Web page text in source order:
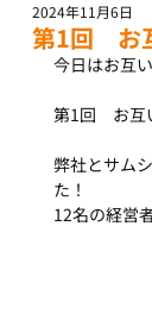
第1回 お
2024年11月6日
今日はお互
第1回　お互
弊社とサム
た！
12名の経営